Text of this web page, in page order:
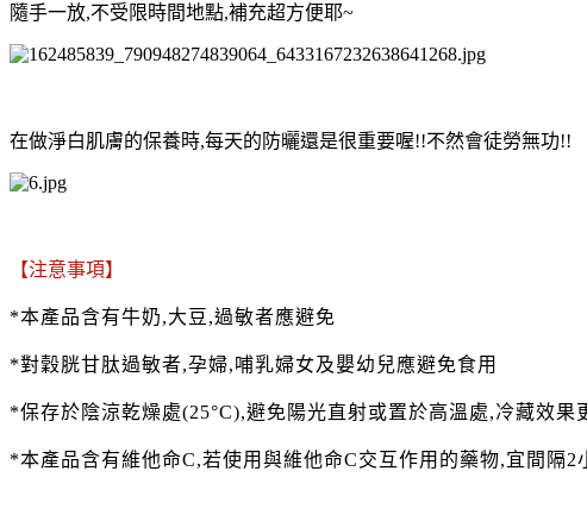
隨手一放,不受限時間地點,補充超方便耶~
在做淨白肌膚的保養時,每天的防曬還是很重要喔!!不然會徒勞無功!!
【注意事項】
*本產品含有牛奶,大豆,過敏者應避免
*對穀胱甘肽過敏者,孕婦,哺乳婦女及嬰幼兒應避免食用
*保存於陰涼乾燥處(25°C),避免陽光直射或置於高溫處,冷藏效果
*本產品含有維他命C,若使用與維他命C交互作用的藥物,宜間隔2